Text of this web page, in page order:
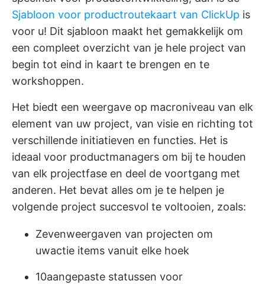
Sjabloon voor productroutekaart van ClickUp is
voor u! Dit sjabloon maakt het gemakkelijk om
een compleet overzicht van je hele project van
begin tot eind in kaart te brengen en te
workshoppen.
Het biedt een weergave op macroniveau van elk
element van uw project, van visie en richting tot
verschillende initiatieven en functies. Het is
ideaal voor productmanagers om bij te houden
van elk projectfase en deel de voortgang met
anderen. Het bevat alles om je te helpen je
volgende project succesvol te voltooien, zoals:
Zevenweergaven van projecten om
uwactie items vanuit elke hoek
10aangepaste statussen voor